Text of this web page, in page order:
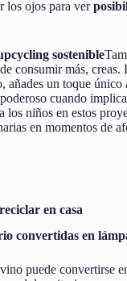
los ojos para ver
sostenible
consumir más, creas.
añades un toque único
cuando
los niños en estos
en momentos de
en casa
convertidas en
puede convertirse